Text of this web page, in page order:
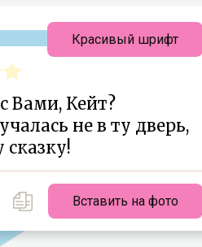
Вами, Кейт?
не в ту дверь,
сказку!
Вставить на фото
Красивый шрифт